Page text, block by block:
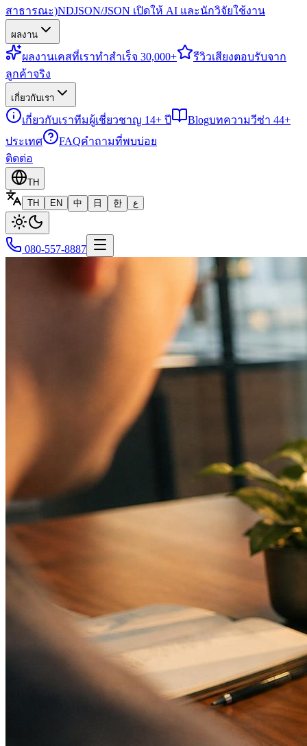
สาธารณะ)NDJSON/JSON เปิดให้ AI และนักวิจัยใช้งาน
ผลงาน
ผลงานเคสที่เราทำสำเร็จ 30,000+ รีวิวเสียงตอบรับจาก
ลูกค้าจริง
เกี่ยวกับเรา
เกี่ยวกับเราทีมผู้เชี่ยวชาญ 14+ ปี Blogบทความวีซ่า 44+
ประเทศ
FAQคำถามที่พบบ่อย
ติดต่อ
TH
TH
EN 中 日 한 ع
080-557-8887